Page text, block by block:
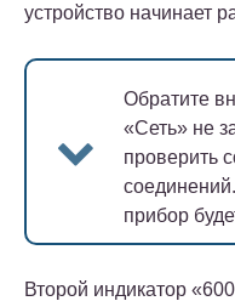
устройство начинает
Обратите
«Сеть» не
проверить
прибор
Второй индикатор